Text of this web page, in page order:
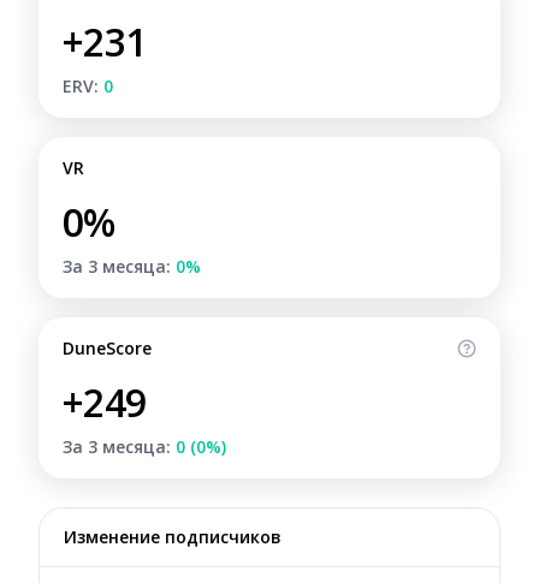
+231
ERV: 0
VR
0%
За 3 месяца: 0%
DuneScore
+249
За 3 месяца: 0 (0%)
Изменение подписчиков